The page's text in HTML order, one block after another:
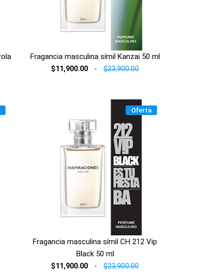
Fragancia masculina símil Kanzai 50 ml
$11,900.00 - $23,900.00
Oferta
Fragancia masculina símil CH 212 Vip
Black 50 ml
$11,900.00 - $23,900.00